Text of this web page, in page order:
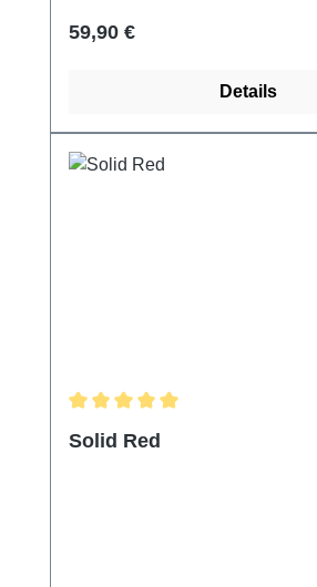
Regulärer Preis:
59,90 €
Details
Solid Red